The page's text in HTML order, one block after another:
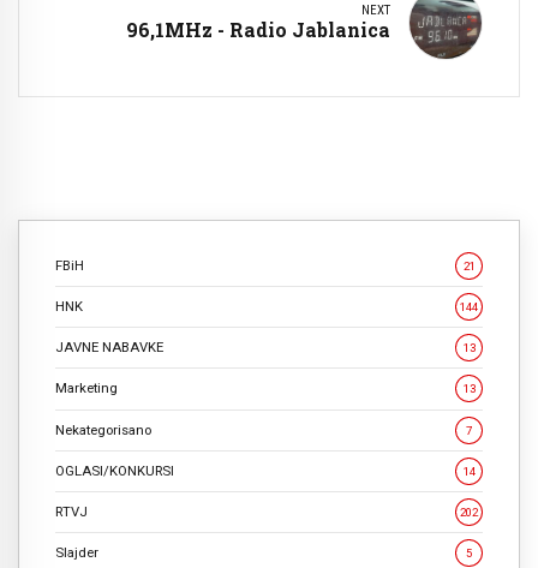
NEXT
96,1MHz - Radio Jablanica
FBiH 21
HNK 144
JAVNE NABAVKE 13
Marketing 13
Nekategorisano 7
OGLASI/KONKURSI 14
RTVJ 202
Slajder 5